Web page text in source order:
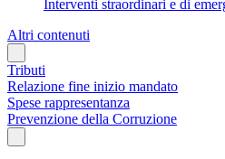
Interventi straordinari e di
Altri contenuti
Tributi
Relazione fine inizio mandato
Spese rappresentanza
Prevenzione della Corruzione